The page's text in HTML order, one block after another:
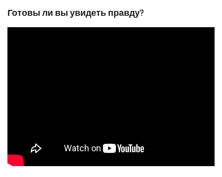
Готовы ли вы увидеть правду?